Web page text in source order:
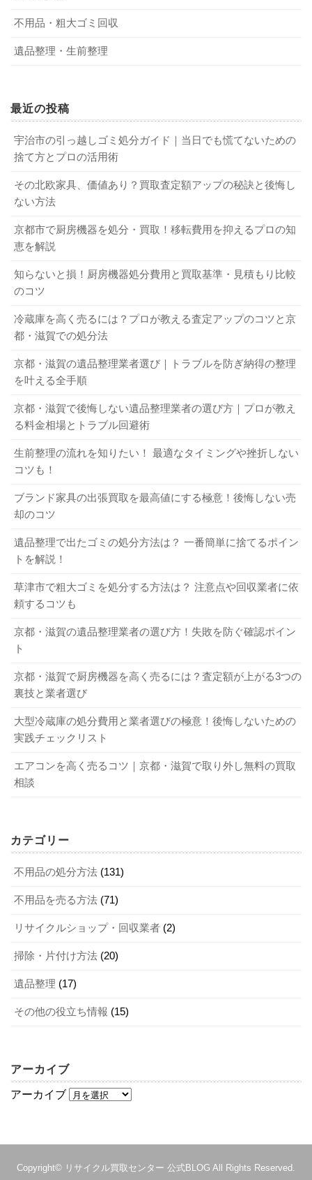
でも安定した人気を誇るからです。たとえば、以下のよう
なメーカーのオーディオアンプは、買取してもらえる可能
マランツ（Marantz）
デノン（DENON）
フェンダー（Fender）
ラックスマン（LUXMAN）
業者によっても買取可能なメーカーが異なるため、詳しく
は業者に確認してみてください。
がないことも挙げられます。中古のオーディオアンプを求
める人は、正常に使えることを第一の条件としていること
が多いからです。実際に、中古市場では、不具合や故障が
ないオーディオアンプが盛んに取り引きされています。反
らえることがあっても、修理パーツ採取用のジャンク品と
して数百円程度までの査定金額になるのが一般的です。
買取してもらえる可能性が高くなります。オーディオアン
プはインテリアとして楽しむ人も多く、外観に目立つ傷・
破損・汚れなどがあると敬遠される傾向があるからです。
実際に、外観がキレイなオーディオアンプは、中古市場で
1-4．ペットやタバコの臭いなどが気にならな
い
オーディオアンプの買取条件に、ペットやタバコの臭いな
響があるわけではありません。しかし、オーディオアンプ
はリビングなどに据え置いて使うことから、異臭を気にす
る人が多いのです。そのため、ペットやタバコなどの臭い
なります。
1-5．購入時の付属品が揃っている
買取してもらえる条件です。オーディオアンプの付属品に
リモコン
使用説明書
各種接続ケーブル
め、使用説明書やメーカーのホームページなどで確認して
は、ホコリや手あかなどのさまざまな汚れが付着していま
す。まずは、使用説明書などを参考に、丁寧にクリーニン
3-2．購入時の付属品を揃えておく
購入時の付属品を揃えておくことも、オーディオアンプを
高く買取してもらうコツです。特に、リモコンやACアダプ
す。オーディオアンプの付属品はタンスの引き出しなどに
まとめて保管してあるケースもあるので、家の隅々までよ
く探してみることがおすすめです。
3-3．不要になった時点ですぐに売る
オーディオアンプは、不要になった時点ですぐに売りまし
ょう。一般的に、製造年が古くなるほど、オーディオアン
プの査定金額も低くなる傾向があります。また、自宅など
で保管している間にホコリや湿気などによる劣化が進むこ
管し続ける手間やコストを考えると、不要になった時点で
すぐに売るのがベストです。
業者に売る
オーディオアンプの買取を強化している業者に売ること
も、大切なポイントになります。オーディオアンプの買取
を強化している業者といない業者では、査定金額に大きな
差が出るからです。なお、オーディオアンプの買取を強化
どで買取強化品として提示しているなどの特徴がありま
す。
関連記事
関連記事
4．オーディオアンプの買取業者を選ぶポイ
オーディオアンプの買取業者を選ぶポイントについて、詳
しくご紹介します。
4-1．オーディオアンプの買取実績が豊富
確認してください。買取実績の多さは、買取業者の信頼度
と比例するからです。中でも、長年にわたってオーディオ
ります。査定だけでも、スタッフの労力と時間がかかるの
さまざまな買取業者を比較できる
スやライブが行われ、音楽への関心が高まるからです。ま
た、夏のボーナス時期に当たることも、オーディオアンプ
の中古需要の増加につながっています。
Q．オーディオアンプの査定金額に納得できない場合はどう
する？
A．まずは、業者から査定理由を説明してもらいましょう。
正当な理由により査定金額が低くなっていることがあるか
された、業者がきちんと査定理由を説明してくれないとい
った場合は、買取依頼を取り下げても構いません。
Q．有名メーカー品でも買取不可になる理由は？
立つ傷があるなどの理由で、買取不可になることがありま
す。また、自分で改造したり分解したりした形跡があるも
のは、買取不可になることが多いでしょう。
Q．オーディオアンプと同時に買取してもらうとよいもの
は？
A．たとえば、スピーカー・ターンテーブル・プレーヤーな
ど、そのほかにも不要なオーディオ機器があるときは、同
時に買取してもらうとよいでしょう。まとめて買取に出す
た、不用品回収業者に依頼する場合は、オーディオ機器以
外の不用品も買取してもらえるので検討してみてくださ
い。
関連記事
関連記事 使わない健康器具は買取に出そう！処分する前に知っておくべき5箇条
今回は、オーディオアンプの買取について詳しく解説しま
した。不要になったオーディオアンプを高く買取してもら
うには、査定前にクリーニングしておく、購入時の付属品
要になった時点ですぐに売る、オーディオアンプの買取を
せください。
不用品・粗大ゴミ回収
遺品整理・生前整理
最近の投稿
宇治市の引っ越しゴミ処分ガイド｜当日でも慌てないための
捨て方とプロの活用術
その北欧家具、価値あり？買取査定額アップの秘訣と後悔し
ない方法
京都市で厨房機器を処分・買取！移転費用を抑えるプロの知
恵を解説
知らないと損！厨房機器処分費用と買取基準・見積もり比較
のコツ
冷蔵庫を高く売るには？プロが教える査定アップのコツと京
都・滋賀での処分法
京都・滋賀の遺品整理業者選び｜トラブルを防ぎ納得の整理
を叶える全手順
京都・滋賀で後悔しない遺品整理業者の選び方｜プロが教え
る料金相場とトラブル回避術
生前整理の流れを知りたい！ 最適なタイミングや挫折しない
コツも！
ブランド家具の出張買取を最高値にする極意！後悔しない売
却のコツ
遺品整理で出たゴミの処分方法は？ 一番簡単に捨てるポイン
トを解説！
草津市で粗大ゴミを処分する方法は？ 注意点や回収業者に依
頼するコツも
京都・滋賀の遺品整理業者の選び方！失敗を防ぐ確認ポイン
ト
京都・滋賀で厨房機器を高く売るには？査定額が上がる3つの
裏技と業者選び
大型冷蔵庫の処分費用と業者選びの極意！後悔しないための
実践チェックリスト
エアコンを高く売るコツ｜京都・滋賀で取り外し無料の買取
相談
カテゴリー
不用品の処分方法 (131)
不用品を売る方法 (71)
リサイクルショップ・回収業者 (2)
掃除・片付け方法 (20)
遺品整理 (17)
その他の役立ち情報 (15)
アーカイブ
アーカイブ
Copyright© リサイクル買取センター 公式BLOG All Rights Reserved.